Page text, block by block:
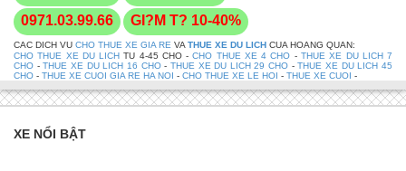
0971.03.99.66
GI?M T? 10-40%
CAC DICH VU CHO THUE XE GIA RE VA THUE XE DU LICH CUA HOANG QUAN:
CHO THUE XE DU LICH TU 4-45 CHO -CHO THUE XE 4 CHO - THUE XE DU LICH 7
CHO -THUE XE DU LICH 16 CHO- THUE XE DU LICH 29 CHO -THUE XE DU LICH 45
CHO - THUE XE CUOI GIA RE HA NOI - CHO THUE XE LE HOI - THUE XE CUOI -
XE NỔI BẬT